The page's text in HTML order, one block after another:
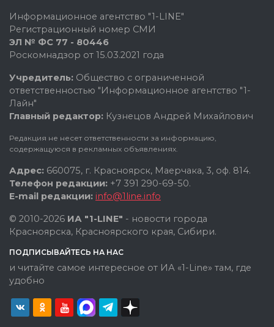
Информационное агентство "1-LINE"
Регистрационный номер СМИ
ЭЛ № ФС 77 - 80446
Роскомнадзор от 15.03.2021 года
Учредитель: Общество с ограниченной
ответственностью "Информационное агентство "1-
Лайн"
Главный редактор: Кузнецов Андрей Михайлович
Редакция не несет ответственности за информацию,
содержащуюся в рекламных объявлениях.
Адрес: 660075, г. Красноярск, Маерчака, 3, оф. 814.
Телефон редакции: +7 391 290-69-50.
E-mail редакции: info@1line.info
© 2010-2026 ИА "1-LINE" - новости города
Красноярска, Красноярского края, Сибири.
ПОДПИСЫВАЙТЕСЬ НА НАС
и читайте самое интересное от ИА «1-Line» там, где
удобно